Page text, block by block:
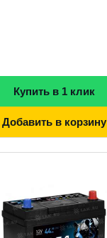
Купить в 1 клик
Добавить в корзину